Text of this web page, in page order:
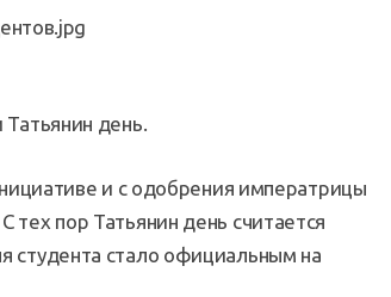
день.
и с одобрения императрицы
тех пор Татьянин день считается
студента стало официальным на